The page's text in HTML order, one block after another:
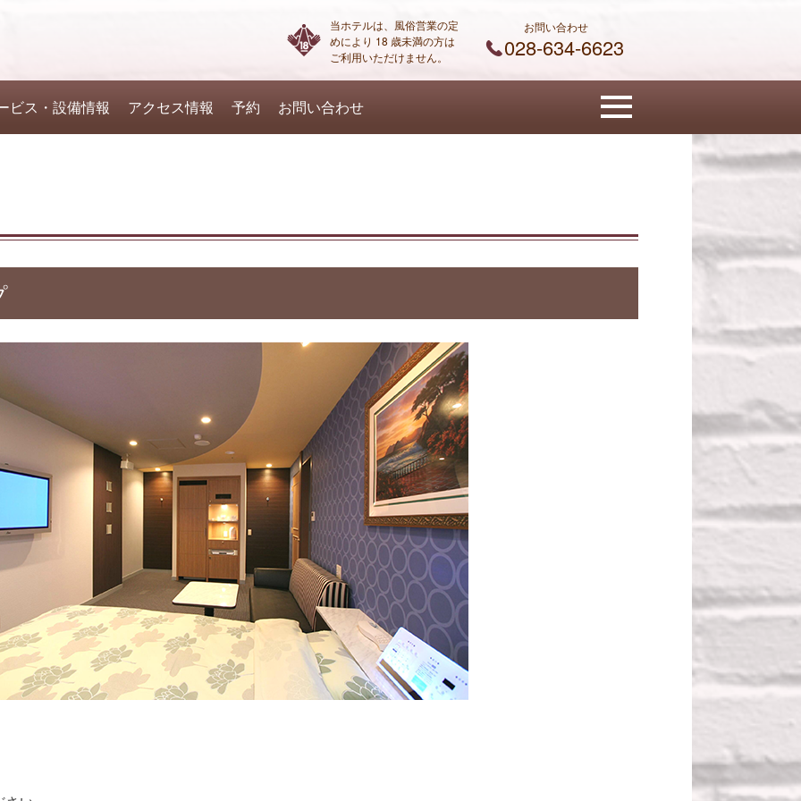
当ホテルは、風俗営業の定
めにより 18 歳未満の方は
ご利用いただけません。
お問い合わせ
028-634-6623
ビス・設備情報 アクセス情報 予約 お問い合わせ